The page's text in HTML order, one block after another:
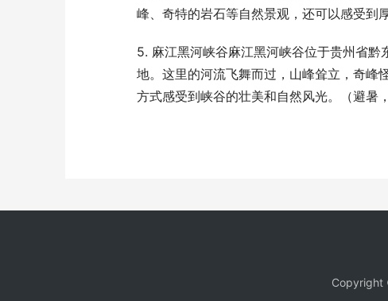
峰、奇特的岩石等自然景观，还可以感受到
5. 麻江黑河峡谷麻江黑河峡谷位于贵州省
地。这里的河流飞舞而过，山峰耸立，奇峰
方式感受到峡谷的壮美和自然风光。（避暑
Copyright